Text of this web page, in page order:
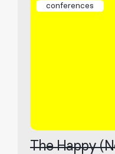
conferences
The Happy